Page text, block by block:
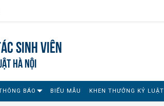
sinh viên
HÀ NỘI
BÁO BIỂU MẪU KHEN THƯỞNG KỶ LUẬT